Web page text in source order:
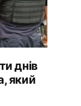
днів
який